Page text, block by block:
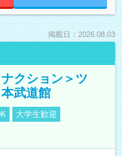
掲載日：2026.08.03
クション＞ツ
武道館
大学生歓迎